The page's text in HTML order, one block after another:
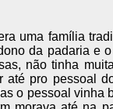
uma família
da padaria e
não tinha
até pro pessoal
o pessoal vinha